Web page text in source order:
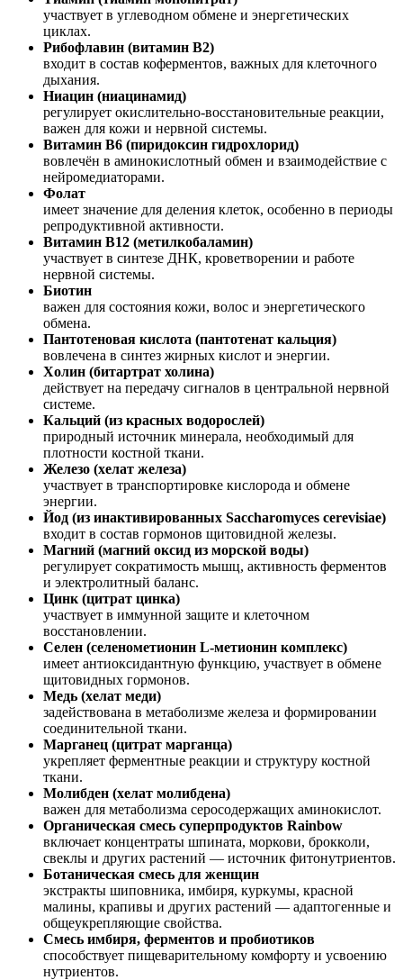
участвует в углеводном обмене и энергетических
циклах.
Рибофлавин (витамин В2)
входит в состав коферментов, важных для клеточного
дыхания.
Ниацин (ниацинамид)
регулирует окислительно-восстановительные реакции,
важен для кожи и нервной системы.
Витамин B6 (пиридоксин гидрохлорид)
вовлечён в аминокислотный обмен и взаимодействие с
нейромедиаторами.
Фолат
имеет значение для деления клеток, особенно в периоды
репродуктивной активности.
Витамин B12 (метилкобаламин)
участвует в синтезе ДНК, кроветворении и работе
нервной системы.
Биотин
важен для состояния кожи, волос и энергетического
обмена.
Пантотеновая кислота (пантотенат кальция)
вовлечена в синтез жирных кислот и энергии.
Холин (битартрат холина)
действует на передачу сигналов в центральной нервной
системе.
Кальций (из красных водорослей)
природный источник минерала, необходимый для
плотности костной ткани.
Железо (хелат железа)
участвует в транспортировке кислорода и обмене
энергии.
Йод (из инактивированных Saccharomyces cerevisiae)
входит в состав гормонов щитовидной железы.
Магний (магний оксид из морской воды)
регулирует сократимость мышц, активность ферментов
и электролитный баланс.
Цинк (цитрат цинка)
участвует в иммунной защите и клеточном
восстановлении.
Селен (селенометионин L-метионин комплекс)
имеет антиоксидантную функцию, участвует в обмене
щитовидных гормонов.
Медь (хелат меди)
задействована в метаболизме железа и формировании
соединительной ткани.
Марганец (цитрат марганца)
укрепляет ферментные реакции и структуру костной
ткани.
Молибден (хелат молибдена)
важен для метаболизма серосодержащих аминокислот.
Органическая смесь суперпродуктов Rainbow
включает концентраты шпината, моркови, брокколи,
свеклы и других растений — источник фитонутриентов.
Ботаническая смесь для женщин
экстракты шиповника, имбиря, куркумы, красной
малины, крапивы и других растений — адаптогенные и
общеукрепляющие свойства.
Смесь имбиря, ферментов и пробиотиков
способствует пищеварительному комфорту и усвоению
нутриентов.